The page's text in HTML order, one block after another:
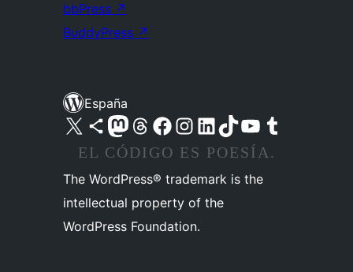
bbPress ↗
BuddyPress ↗
España
Visita nuestra cuenta de X (anteriormente Twitter)
Visita nuestra cuenta de Bluesky
Visita nuestra cuenta de Mastodon
Visita nuestra cuenta de Threads
Visita nuestra página de Facebook
Visita nuestra cuenta de Instagram
Visita nuestra cuenta de LinkedIn
Visita nuestra cuenta de TikTok
Visita nuestro canal de YouTube
Visita nuestra cuenta de Tumblr
EL CÓDIGO ES POESÍA.
The WordPress® trademark is the
intellectual property of the
WordPress Foundation.